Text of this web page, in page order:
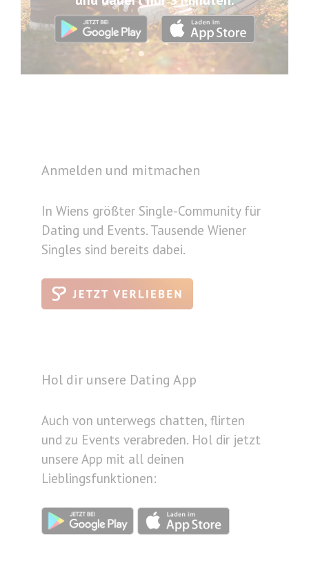
Anmelden und mitmachen
In Wiens größter Single-Community für
Dating und Events. Tausende Wiener
Singles sind bereits dabei.
Hol dir unsere Dating App
Auch von unterwegs chatten, flirten
und zu Events verabreden. Hol dir jetzt
unsere App mit all deinen
Lieblingsfunktionen: